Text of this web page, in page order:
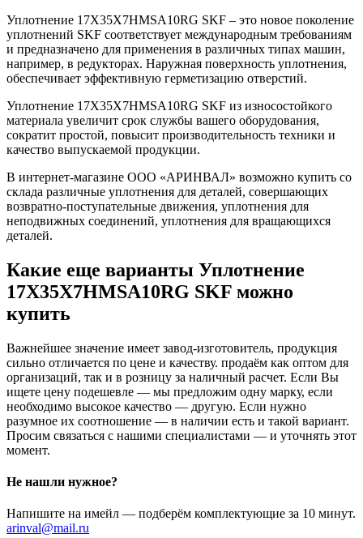
Уплотнение 17X35X7HMSA10RG SKF – это новое поколение
уплотнений SKF соответствует международным требованиям
и предназначено для применения в различных типах машин,
например, в редукторах. Наружная поверхность уплотнения,
обеспечивает эффективную герметизацию отверстий.
Уплотнение 17X35X7HMSA10RG SKF из износостойкого
материала увеличит срок службы вашего оборудования,
сократит простой, повысит производительность техники и
качество выпускаемой продукции.
В интернет-магазине ООО «АРИНВАЛ» возможно купить со
склада различные уплотнения для деталей, совершающих
возвратно-поступательные движения, уплотнения для
неподвижных соединений, уплотнения для вращающихся
деталей.
Какие еще варианты Уплотнение
17X35X7HMSA10RG SKF можно
купить
Важнейшее значение имеет завод-изготовитель, продукция
сильно отличается по цене и качеству. продаём как оптом для
организаций, так и в розницу за наличный расчет. Если Вы
ищете цену подешевле — мы предложим одну марку, если
необходимо высокое качество — другую. Если нужно
разумное их соотношение — в наличии есть и такой вариант.
Просим связаться с нашими специалистами — и уточнять этот
момент.
Не нашли нужное?
Напишите на имейл — подберём комплектующие за 10 минут.
arinval@mail.ru